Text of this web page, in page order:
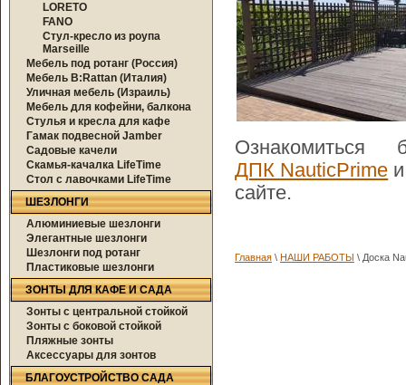
ДПК NauticPrime
сайте.
Главная \ НАШИ РАБОТЫ \ Доска
LORETO
FANO
Стул-кресло из роупа
Marseille
Мебель под ротанг (Россия)
Мебель B:Rattan (Италия)
Уличная мебель (Израиль)
Мебель для кофейни, балкона
Стулья и кресла для кафе
Гамак подвесной Jamber
Садовые качели
Скамья-качалка LifeTime
Стол с лавочками LifeTime
ШЕЗЛОНГИ
Алюминиевые шезлонги
Элегантные шезлонги
Шезлонги под ротанг
Пластиковые шезлонги
ЗОНТЫ ДЛЯ КАФЕ И САДА
Зонты с центральной стойкой
Зонты с боковой стойкой
Пляжные зонты
Аксессуары для зонтов
БЛАГОУСТРОЙСТВО САДА